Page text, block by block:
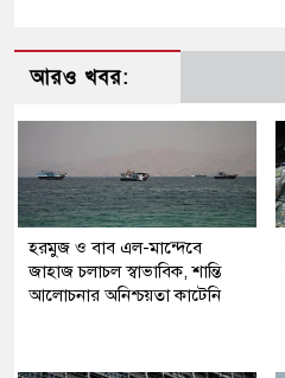
আরও খবর:
হরমুজ ও বাব এল-মান্দেবে
জাহাজ চলাচল স্বাভাবিক, শান্তি
আলোচনার অনিশ্চয়তা কাটেনি